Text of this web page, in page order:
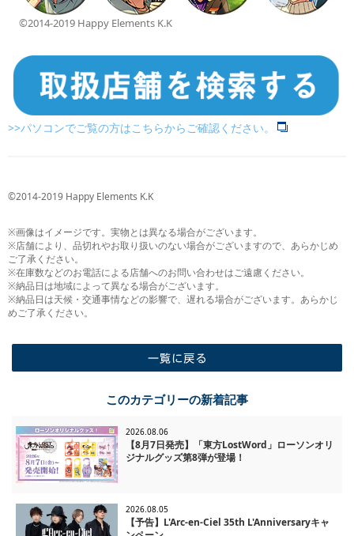
©2014-2019 Happy Elements K.K
>>パソコンでご覧の方はこちらからご確認ください。
©2014-2019 Happy Elements K.K
※画像はイメージです。実物とは異なる場合がございます。
※店舗により、品切れやお取り扱いのない場合がございますので、あらかじめ
ご了承ください。
※在庫数などのお電話による店舗へのお問い合わせはご遠慮ください。
※納品日は地域によって異なる場合がございます。
※納品日は天候・交通事情などの影響で、遅れる場合がございます。あらかじ
めご了承ください。
このカテゴリーの新着記事
2026.08.06
【8月7日発売】「東方LostWord」ローソンオリ
ジナルグッズ第8弾が登場！
2026.08.05
【予告】L'Arc-en-Ciel 35th L'Anniversaryキャ